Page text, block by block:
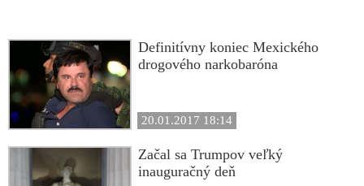
Definitívny koniec Mexického
drogového narkobaróna
20.01.2017 18:14
Začal sa Trumpov veľký
inauguračný deň